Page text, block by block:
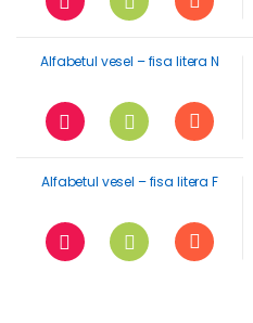
Alfabetul vesel – fisa litera N
Alfabetul vesel – fisa litera F